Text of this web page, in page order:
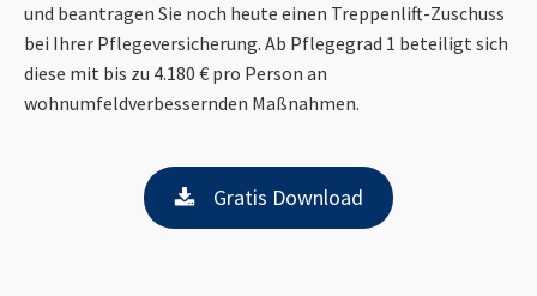
und beantragen Sie noch heute einen Treppenlift-Zuschuss
bei Ihrer Pflegeversicherung. Ab Pflegegrad 1 beteiligt sich
diese mit bis zu 4.180 € pro Person an
wohnumfeldverbessernden Maßnahmen.
Gratis Download